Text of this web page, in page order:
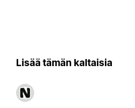
Lisää tämän kaltaisia